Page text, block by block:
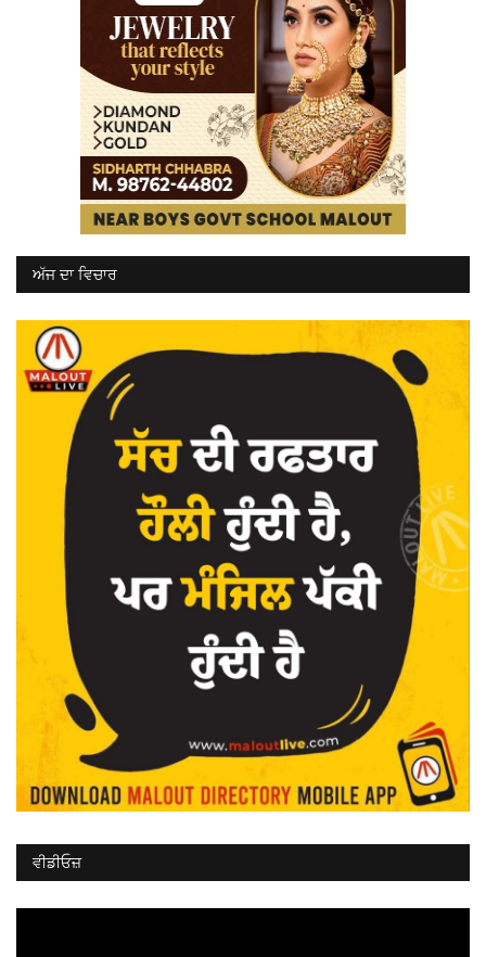
ਅੱਜ ਦਾ ਵਿਚਾਰ
ਵੀਡੀਓਜ਼